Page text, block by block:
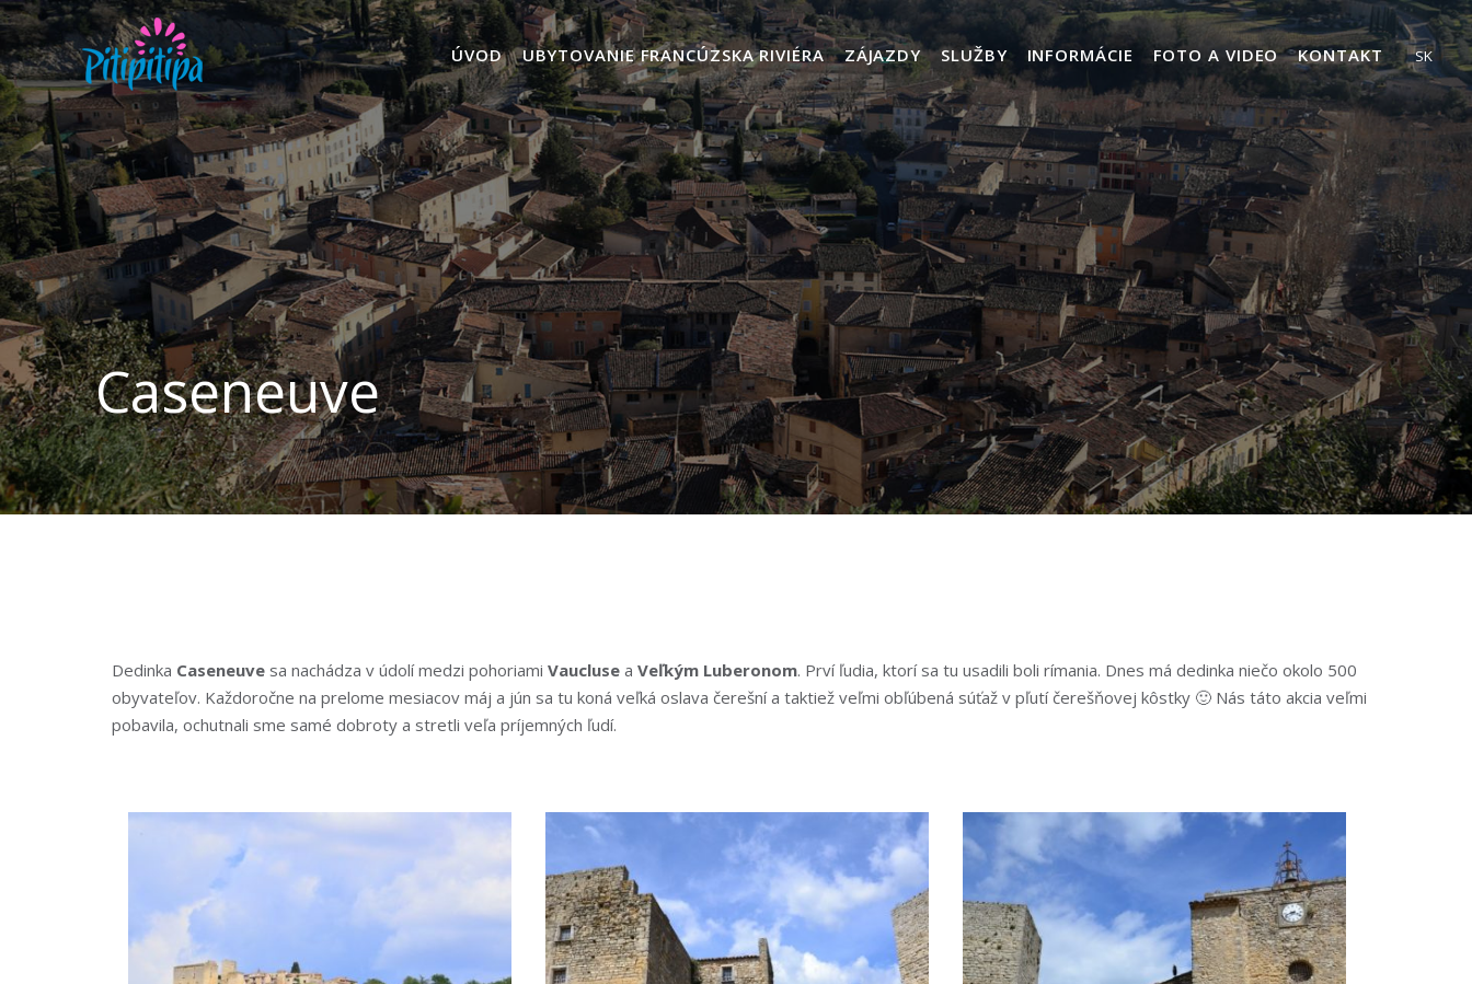
ÚVOD UBYTOVANIE FRANCÚZSKA RIVIÉRA ZÁJAZDY SLUŽBY INFORMÁCIE FOTO A VIDEO KONTAKT SK
Caseneuve
Dedinka Caseneuve sa nachádza v údolí medzi pohoriami Vaucluse a Veľkým Luberonom. Prví ľudia, ktorí sa tu usadili boli rímania. Dnes má dedinka niečo okolo 500
obyvateľov. Každoročne na prelome mesiacov máj a jún sa tu koná veľká oslava čerešní a taktiež veľmi obľúbená súťaž v pľutí čerešňovej kôstky 🙂 Nás táto akcia veľmi
pobavila, ochutnali sme samé dobroty a stretli veľa príjemných ľudí.